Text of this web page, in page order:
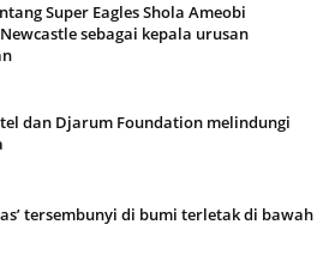
Super Eagles Shola Ameobi
sebagai kepala urusan
dan Djarum Foundation melindungi
tersembunyi di bumi terletak di bawah